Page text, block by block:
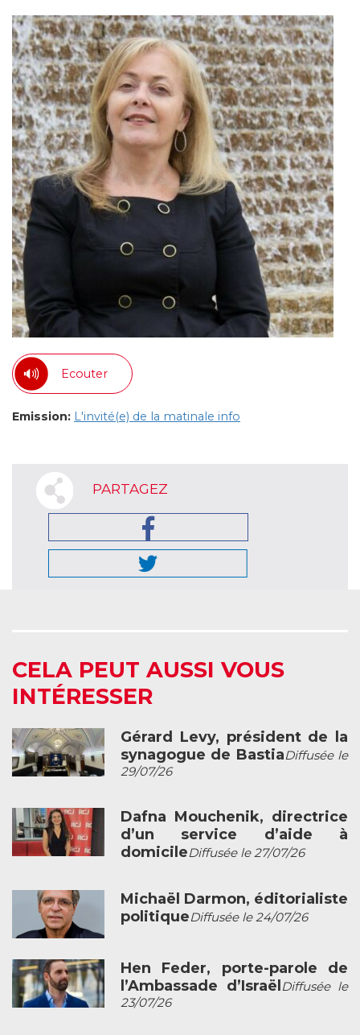
Ecouter
Emission: L'invité(e) de la matinale info
PARTAGEZ
CELA PEUT AUSSI VOUS
INTÉRESSER
Gérard Levy, président de la
synagogue de BastiaDiffusée le
29/07/26
Dafna Mouchenik, directrice
d’un service d’aide à
domicileDiffusée le 27/07/26
Michaël Darmon, éditorialiste
politiqueDiffusée le 24/07/26
Hen Feder, porte-parole de
l’Ambassade d’Israël Diffusée le
23/07/26